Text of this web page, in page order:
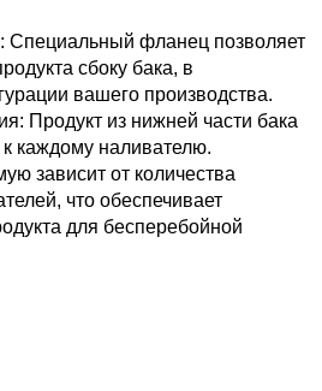
Специальный фланец позволяет
сбоку бака, в
вашего производства.
Продукт из нижней части бака
каждому наливателю.
зависит от количества
что обеспечивает
для бесперебойной